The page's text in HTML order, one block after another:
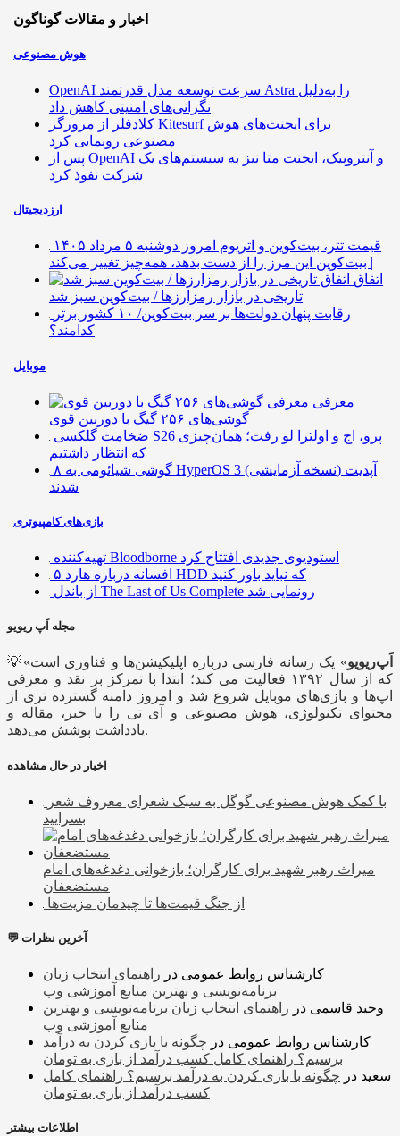
اخبار و مقالات گوناگون
هوش مصنوعی
OpenAI سرعت توسعه مدل قدرتمند Astra را به‌دلیل
نگرانی‌های امنیتی کاهش داد
کلادفلر از مرورگر Kitesurf برای ایجنت‌های هوش
مصنوعی رونمایی کرد
پس از OpenAI و آنتروپیک، ایجنت متا نیز به سیستم‌های یک
شرکت نفوذ کرد
ارزدیجیتال
قیمت تتر، بیت‌کوین و اتریوم امروز دوشنبه ۵ مرداد ۱۴۰۵
| بیت‌کوین این مرز را از دست بدهد، همه‌چیز تغییر می‌کند
اتفاق
تاریخی در بازار رمزارزها / بیت‌کوین سبز شد
رقابت پنهان دولت‌ها بر سر بیت‌کوین/ ۱۰ کشور برتر
کدامند؟
موبایل
معرفی
گوشی‌های ۲۵۶ گیگ با دوربین قوی
ضخامت گلکسی S26 پرو، اج و اولترا لو رفت؛ همان‌چیزی
که انتظار داشتیم
۸ گوشی شیائومی به HyperOS 3 (نسخه آزمایشی) آپدیت
شدند
بازی‌های کامپیوتری
تهیه‌کننده Bloodborne استودیوی جدیدی افتتاح کرد
۵ افسانه درباره هارد HDD که نباید باور کنید
از باندل The Last of Us Complete رونمایی شد
مجله اَپ ریویو
💡« اَپ‌ریویو» یک رسانه فارسی درباره اپلیکیشن‌ها و فناوری است
که از سال ۱۳۹۲ فعالیت می کند؛ ابتدا با تمرکز بر نقد و معرفی
اپ‌ها و بازی‌های موبایل شروع شد و امروز دامنه گسترده تری از
محتوای تکنولوژی، هوش مصنوعی و آی تی را با خبر، مقاله و
یادداشت پوشش می‌دهد.
اخبار در حال مشاهده
با کمک هوش مصنوعی گوگل به سبک شعرای معروف شعر
بسرایید
میراث رهبر شهید برای کارگران؛ بازخوانی دغدغه‌های امام
مستضعفان
از جنگ قیمت‌ها تا چیدمان مزیت‌ها
💬 آخرین نظرات
کارشناس روابط عمومی در راهنمای انتخاب زبان
برنامه‌نویسی و بهترین منابع آموزشی وب
وحید قاسمی در راهنمای انتخاب زبان برنامه‌نویسی و بهترین
منابع آموزشی وب
کارشناس روابط عمومی در چگونه با بازی کردن به درآمد
برسیم؟ راهنمای کامل کسب درآمد از بازی به تومان
سعید در چگونه با بازی کردن به درآمد برسیم؟ راهنمای کامل
کسب درآمد از بازی به تومان
اطلاعات بیشتر